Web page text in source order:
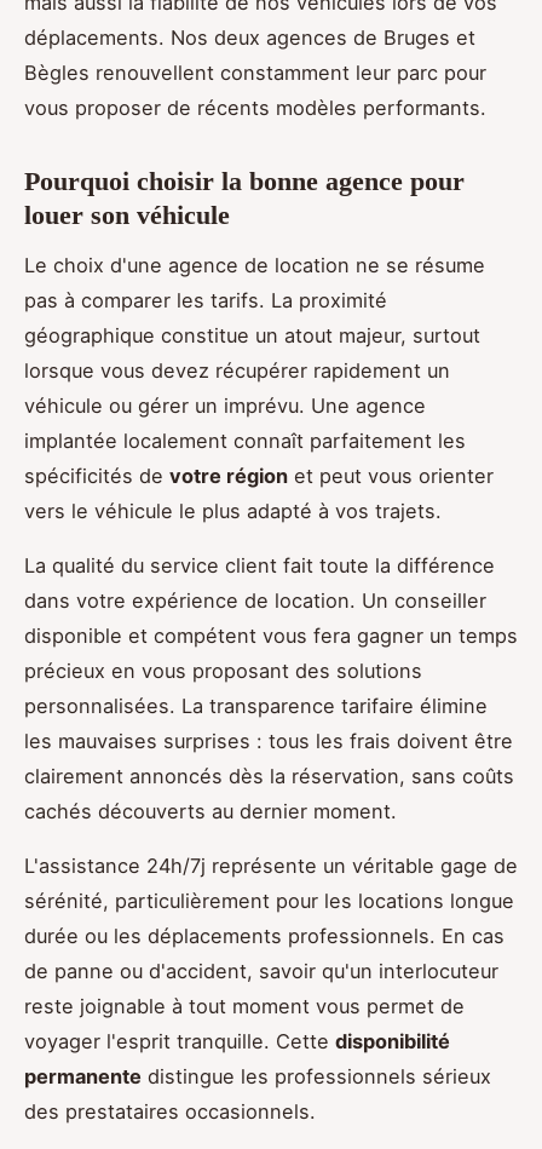
déplacements. Nos deux agences de Bruges et
Bègles renouvellent constamment leur parc pour
vous proposer de récents modèles performants.
Pourquoi choisir la bonne agence pour
louer son véhicule
Le choix d'une agence de location ne se résume
pas à comparer les tarifs. La proximité
géographique constitue un atout majeur, surtout
lorsque vous devez récupérer rapidement un
véhicule ou gérer un imprévu. Une agence
implantée localement connaît parfaitement les
spécificités de votre région et peut vous orienter
vers le véhicule le plus adapté à vos trajets.
La qualité du service client fait toute la différence
dans votre expérience de location. Un conseiller
disponible et compétent vous fera gagner un temps
précieux en vous proposant des solutions
personnalisées. La transparence tarifaire élimine
les mauvaises surprises : tous les frais doivent être
clairement annoncés dès la réservation, sans coûts
cachés découverts au dernier moment.
L'assistance 24h/7j représente un véritable gage de
sérénité, particulièrement pour les locations longue
durée ou les déplacements professionnels. En cas
de panne ou d'accident, savoir qu'un interlocuteur
reste joignable à tout moment vous permet de
voyager l'esprit tranquille. Cette disponibilité
permanente distingue les professionnels sérieux
des prestataires occasionnels.